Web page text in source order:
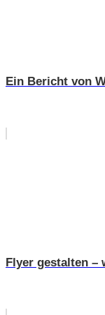
Ein Bericht von
Flyer gestalten –